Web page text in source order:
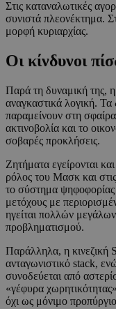
Στις καταναλωτικές
συνιστά πλεονέκτημα.
μορφή κυριαρχίας.
Οι κίνδυνοι
Παρά τη δυναμική της,
αναγκαστικά λογική. Τα
παραμείνουν στη
ακτινοβολία και το
σοβαρές προκλήσεις.
Ζητήματα εγείρονται
ρόλος του Μασκ και
το σύστημα
μετόχους με
ηγείται πολλών
προβληματισμού.
Παράλληλα, η κινεζική
ανταγωνιστικό stack,
συνοδεύεται από
«γέφυρα
όχι ως μόνιμο